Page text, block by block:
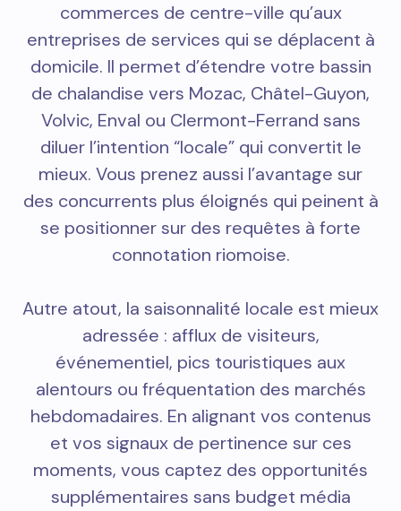
commerces de centre-ville qu’aux
entreprises de services qui se déplacent à
domicile. Il permet d’étendre votre bassin
de chalandise vers Mozac, Châtel-Guyon,
Volvic, Enval ou Clermont-Ferrand sans
diluer l’intention “locale” qui convertit le
mieux. Vous prenez aussi l’avantage sur
des concurrents plus éloignés qui peinent à
se positionner sur des requêtes à forte
connotation riomoise.
Autre atout, la saisonnalité locale est mieux
adressée : afflux de visiteurs,
événementiel, pics touristiques aux
alentours ou fréquentation des marchés
hebdomadaires. En alignant vos contenus
et vos signaux de pertinence sur ces
moments, vous captez des opportunités
supplémentaires sans budget média